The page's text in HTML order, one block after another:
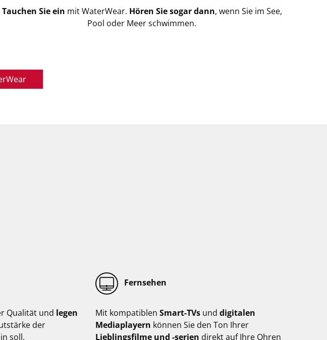
Tauchen Sie ein mit WaterWear. Hören Sie sogar dann, wenn Sie im See,
Pool oder Meer schwimmen.
Qualität und legen
der
soll.
Fernsehen
Mit kompatiblenSmart-TVs unddigitalen
Mediaplayern können Sie den Ton Ihrer
Lieblingsfilme und -serien direkt auf Ihre Ohren